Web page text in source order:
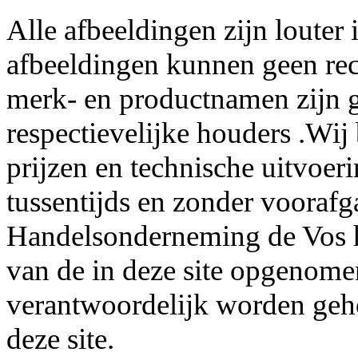
Alle afbeeldingen zijn louter
afbeeldingen kunnen geen
merk- en productnamen zijn
respectievelijke houders .Wij
prijzen en technische
tussentijds en zonder
Handelsonderneming de
van de in deze site
verantwoordelijk worden
deze site.